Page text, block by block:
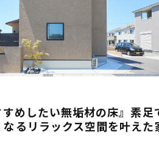
たい無垢材の床』素足で
ラックス空間を叶えた家